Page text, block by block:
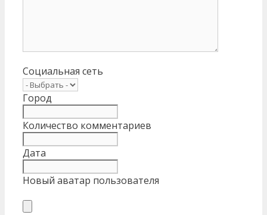
Социальная сеть
Город
Количество комментариев
Дата
Новый аватар пользователя